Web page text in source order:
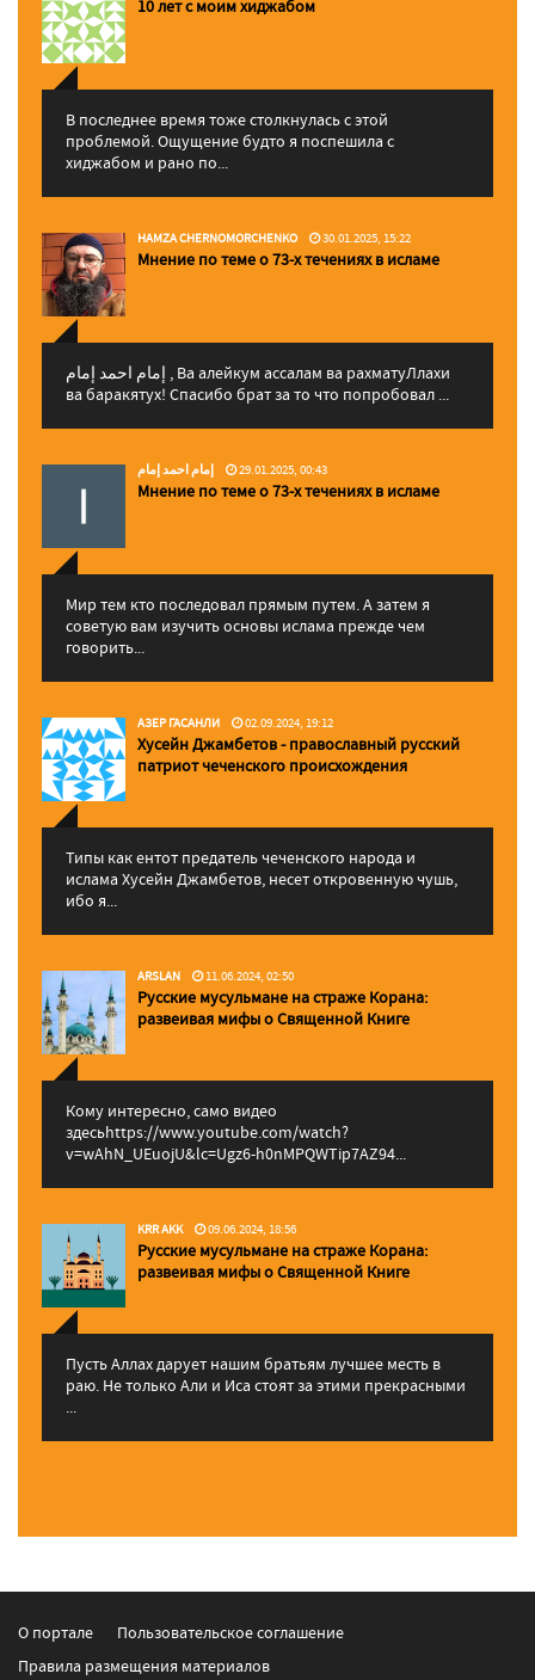
10 лет с моим хиджабом
В последнее время тоже столкнулась с этой
проблемой. Ощущение будто я поспешила с
хиджабом и рано по...
HAMZA CHERNOMORCHENKO 30.01.2025, 15:22
Мнение по теме о 73-х течениях в исламе
إمام احمد إمام , Ва алейкум ассалам ва рахматуЛлахи
ва баракятух! Спасибо брат за то что попробовал ...
إمام احمد إمام 29.01.2025, 00:43
Мнение по теме о 73-х течениях в исламе
Мир тем кто последовал прямым путем. А затем я
советую вам изучить основы ислама прежде чем
говорить...
АЗЕР ГАСАНЛИ 02.09.2024, 19:12
Хусейн Джамбетов - православный русский
патриот чеченского происхождения
Типы как ентот предатель чеченского народа и
ислама Хусейн Джамбетов, несет откровенную чушь,
ибо я...
ARSLAN 11.06.2024, 02:50
Русские мусульмане на страже Корана:
pазвеивая мифы о Священной Книге
Кому интересно, само видео
здесьhttps://www.youtube.com/watch?
v=wAhN_UEuojU&lc=Ugz6-h0nMPQWTip7AZ94...
KRR AKK 09.06.2024, 18:56
Русские мусульмане на страже Корана:
pазвеивая мифы о Священной Книге
Пусть Аллах дарует нашим братьям лучшее месть в
раю. Не только Али и Иса стоят за этими прекрасными
...
О портале
Пользовательское соглашение
Правила размещения материалов